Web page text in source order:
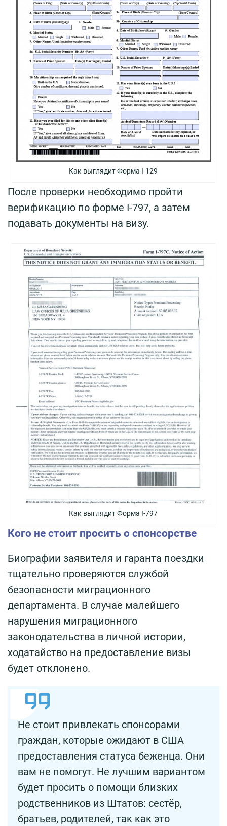
Как выглядит Форма I-129
После проверки необходимо пройти
верификацию по форме I-797, а затем
подавать документы на визу.
Как выглядит Форма I-797
Кого не стоит просить о спонсорстве
Биографии заявителя и гаранта поездки
тщательно проверяются службой
безопасности миграционного
департамента. В случае малейшего
нарушения миграционного
законодательства в личной истории,
ходатайство на предоставление визы
будет отклонено.
Не стоит привлекать спонсорами
граждан, которые ожидают в США
предоставления статуса беженца. Они
вам не помогут. Не лучшим вариантом
будет просить о помощи близких
родственников из Штатов: сестёр,
братьев, родителей, так как это